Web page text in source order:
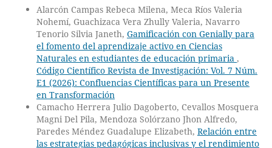
Alarcón Campas Rebeca Milena, Meca Ríos Valeria
Nohemí, Guachizaca Vera Zhully Valeria, Navarro
Tenorio Silvia Janeth, Gamificación con Genially para
el fomento del aprendizaje activo en Ciencias
Naturales en estudiantes de educación primaria ,
Código Científico Revista de Investigación: Vol. 7 Núm.
E1 (2026): Confluencias Científicas para un Presente
en Transformación
Camacho Herrera Julio Dagoberto, Cevallos Mosquera
Magni Del Pila, Mendoza Solórzano Jhon Alfredo,
Paredes Méndez Guadalupe Elizabeth, Relación entre
las estrategias pedagógicas inclusivas y el rendimiento